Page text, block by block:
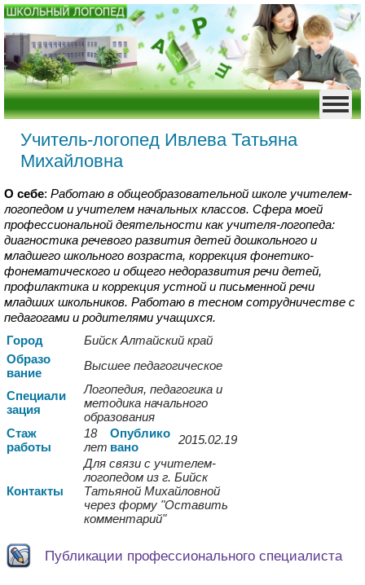
Учитель-логопед Ивлева Татьяна
Михайловна
О себе: Работаю в общеобразовательной школе учителем-
логопедом и учителем начальных классов. Сфера моей
профессиональной деятельности как учителя-логопеда:
диагностика речевого развития детей дошкольного и
младшего школьного возраста, коррекция фонетико-
фонематического и общего недоразвития речи детей,
профилактика и коррекция устной и письменной речи
младших школьников. Работаю в тесном сотрудничестве с
педагогами и родителями учащихся.
Город
Бийск Алтайский край
Образо
вание
Высшее педагогическое
Специали
зация
Логопедия, педагогика и
методика начального
образования
Стаж
работы
18
лет
Опублико
вано
2015.02.19
Контакты
Для связи с учителем-
логопедом из г. Бийск
Татьяной Михайловной
через форму "Оставить
комментарий"
Публикации профессионального специалиста